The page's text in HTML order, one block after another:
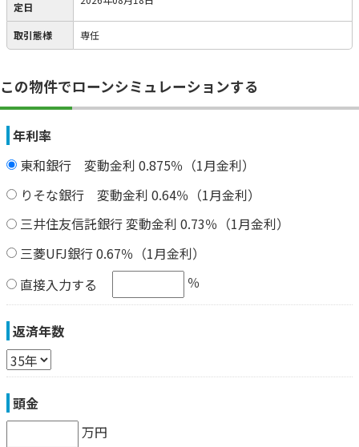
定日
取引態様 専任
この物件でローンシミュレーションする
年利率
東和銀行 変動金利 0.875％（1月金利）
りそな銀行 変動金利 0.64％（1月金利）
三井住友信託銀行 変動金利 0.73％（1月金利）
三菱UFJ銀行 0.67％（1月金利）
直接入力する
％
返済年数
頭金
万円